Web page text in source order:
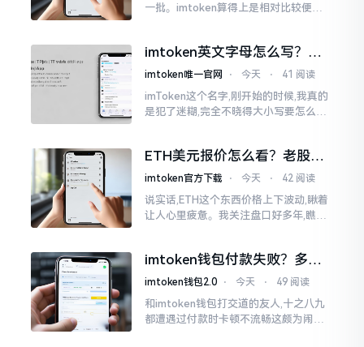
一批。imtoken算得上是相对比较便于
就得去寻觅电脑端的入口。
imtoken英文字母怎么写？正
确拼写看这里
imtoken唯一官网 ⋅ 今天 ⋅ 41 阅读
imToken这个名字,刚开始的时候,我真的
是犯了迷糊,完全不晓得大小写要怎么去
ETH美元报价怎么看？老股民
手把手教你盯盘
imtoken官方下载 ⋅ 今天 ⋅ 42 阅读
说实话,ETH这个东西价格上下波动,瞅着
让人心里疲惫。我关注盘口好多年,瞧见
判断。
imtoken钱包付款失败？多半
是这几个原因闹的
imtoken钱包2.0 ⋅ 今天 ⋅ 49 阅读
和imtoken钱包打交道的友人,十之八九
都遭遇过付款时卡顿不流畅这颇为闹心